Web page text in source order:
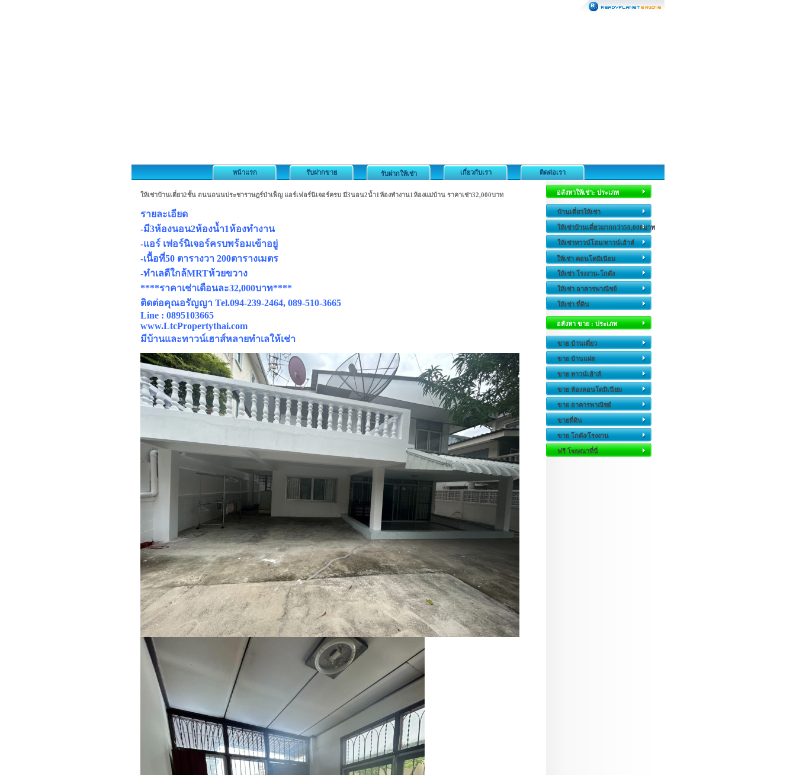
หน้าแรก รับฝากขาย รับฝากให้เช่า เกี่ยวกับเรา ติดต่อเรา
ให้เช่าบ้านเดี่ยว2ชั้น ถนนถนนประชาราษฎร์บำเพ็ญ แอร์เฟอร์นิเจอร์ครบ มี3นอน2น้ำ1ห้องทำงาน1ห้องแม่บ้าน ราคาเช่า32,000บาท
รายละเอียด
-มี3ห้องนอน2ห้องน้ำ1ห้องทำงาน
-แอร์ เฟอร์นิเจอร์ครบพร้อมเข้าอยู่
-เนื้อที่50 ตารางวา 200ตารางเมตร
-ทำเลดีใกล้MRTห้วยขวาง
****ราคาเช่าเดือนละ32,000บาท****
ติดต่อคุณอรัญญา Tel.094-239-2464, 089-510-3665
Line : 0895103665
www.LtcPropertythai.com
มีบ้านและทาวน์เฮาส์หลายทำเลให้เช่า
อสังหาให้เช่า: ประเภท
บ้านเดี่ยวให้เช่า
ให้เช่าบ้านเดี่ยวมากกว่า50,000บาท
ให้เช่าทาวน์โฮม/ทาวน์เฮ้าส์
ให้เช่า คอนโดมิเนียม
ให้เช่า โรงงาน-โกดัง
ให้เช่า อาคารพาณิชย์
ให้เช่า ที่ดิน
อสังหา ขาย : ประเภท
ขาย บ้านเดี่ยว
ขาย บ้านแฝด
ขาย ทาวน์เฮ้าส์
ขาย ห้องคอนโดมิเนียม
ขาย อาคารพาณิชย์
ขายที่ดิน
ขาย โกดัง/โรงงาน
ฟรี โฆษณาที่นี่